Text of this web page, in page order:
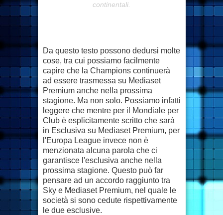
continentali.
Da questo testo possono dedursi molte
cose, tra cui possiamo facilmente
capire che la Champions continuerà
ad essere trasmessa su Mediaset
Premium anche nella prossima
stagione. Ma non solo. Possiamo infatti
leggere che mentre per il Mondiale per
Club è esplicitamente scritto che sarà
in Esclusiva su Mediaset Premium, per
l'Europa League invece non è
menzionata alcuna parola che ci
garantisce l'esclusiva anche nella
prossima stagione. Questo può far
pensare ad un accordo raggiunto tra
Sky e Mediaset Premium, nel quale le
società si sono cedute rispettivamente
le due esclusive.